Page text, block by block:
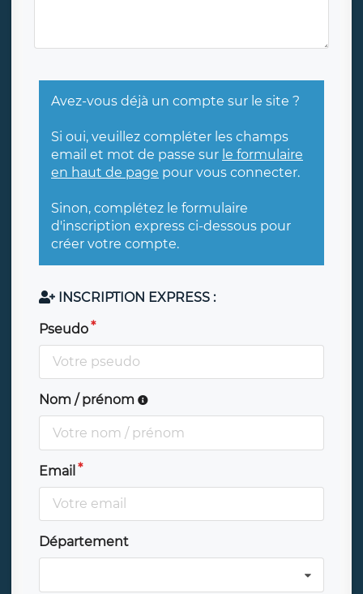
Avez-vous déjà un compte sur le site ?
Si oui, veuillez compléter les champs
email et mot de passe sur le formulaire
en haut de page pour vous connecter.
Sinon, complétez le formulaire
d'inscription express ci-dessous pour
créer votre compte.
INSCRIPTION EXPRESS :
Pseudo
Nom / prénom
Email
Département